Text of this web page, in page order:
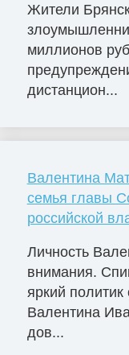
Жители
миллионов
дистанцион...
Валентина
семья главы
российской
Личность
внимания.
яркий
Валентина
дов...